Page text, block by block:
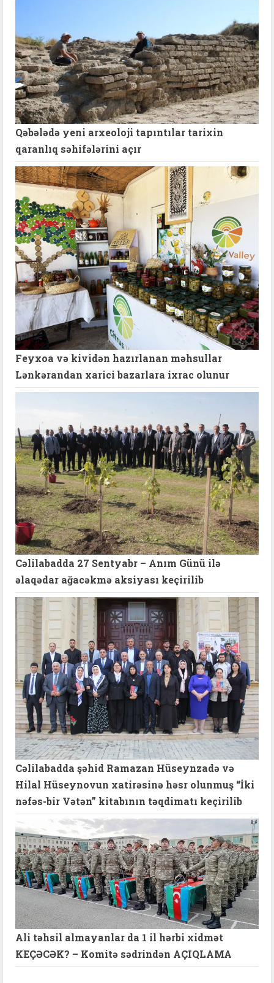
Qəbələdə yeni arxeoloji tapıntılar tarixin
qaranlıq səhifələrini açır
Feyxoa və kividən hazırlanan məhsullar
Lənkərandan xarici bazarlara ixrac olunur
Cəlilabadda 27 Sentyabr – Anım Günü ilə
əlaqədar ağacəkmə aksiyası keçirilib
Cəlilabadda şəhid Ramazan Hüseynzadə və
Hilal Hüseynovun xatirəsinə həsr olunmuş “İki
nəfəs-bir Vətən” kitabının təqdimatı keçirilib
Ali təhsil almayanlar da 1 il hərbi xidmət
KEÇƏCƏK? – Komitə sədrindən AÇIQLAMA